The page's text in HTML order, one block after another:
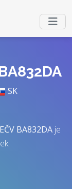
SK
EČV BA832DAje